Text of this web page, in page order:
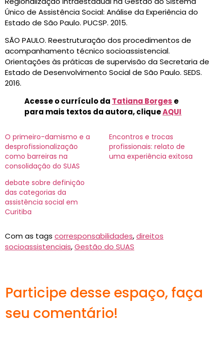
Único de Assistência Social: Análise da Experiência do
Estado de São Paulo. PUCSP. 2015.
SÃO PAULO. Reestruturação dos procedimentos de
acompanhamento técnico socioassistencial.
Orientações às práticas de supervisão da Secretaria de
Estado de Desenvolvimento Social de São Paulo. SEDS.
2016.
Acesse o currículo da Tatiana Borges e
para mais textos da autora,cliqueAQUI
O primeiro-damismo e a
desprofissionalização
como barreiras na
consolidação do SUAS
Encontros e trocas
profissionais: relato de
uma experiência exitosa
debate sobre definição
das categorias da
assistência social em
Curitiba
Com as tags corresponsabilidades,direitos
socioassistenciais,Gestão do SUAS
Participe desse espaço, faça
seu comentário!